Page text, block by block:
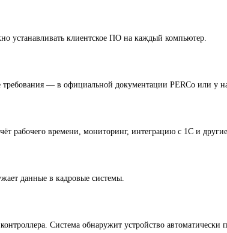
устанавливать клиентское ПО на каждый компьютер.
требования — в официальной документации PERCo или у
рабочего времени, мониторинг, интеграцию с 1С и
данные в кадровые системы.
Система обнаружит устройство автоматически